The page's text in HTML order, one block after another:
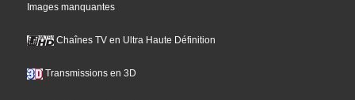
Images manquantes
Chaînes TV en Ultra Haute Définition
Transmissions en 3D